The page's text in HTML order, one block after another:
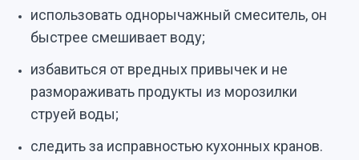
использовать однорычажный смеситель, он
быстрее смешивает воду;
избавиться от вредных привычек и не
размораживать продукты из морозилки
струей воды;
следить за исправностью кухонных кранов.